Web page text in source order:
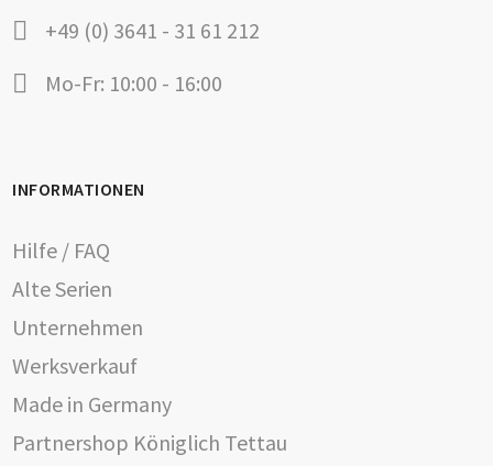
+49 (0) 3641 - 31 61 212
Mo-Fr: 10:00 - 16:00
INFORMATIONEN
Hilfe / FAQ
Alte Serien
Unternehmen
Werksverkauf
Made in Germany
Partnershop Königlich Tettau